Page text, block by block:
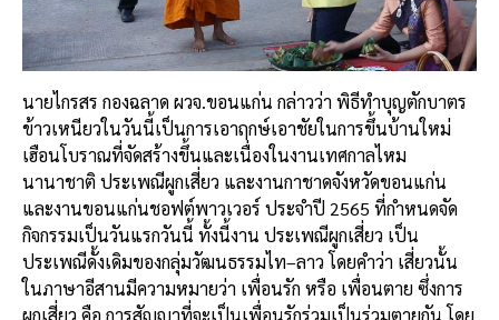
นายไกรสร กองฉลาด ผวจ.ขอนแก่น กล่าวว่า พิธีทำบุญตักบาตร
ข้าวเหนียวในวันนี้เป็นการเอาฤกษ์เอาชัยในการขึ้นบ้านใหม่
เฮือนโบราณที่จัดสร้างขึ้นและเนื่องในงานเทศกาลไหม
นานาชาติ ประเพณีผูกเสี่ยว และงานกาชาดจังหวัดขอนแก่น
และงานขอนแก่นชอฟต์พาวเวอร์ ประจำปี 2565 ที่กำหนดจัด
กิจกรรมเป็นวันแรกวันนี้ ทั้งนี้งาน ประเพณีผูกเสี่ยว เป็น
ประเพณีดั้งเดิมของกลุ่มวัฒนธรรมไท–ลาว โดยคำว่า เสี่ยวนั้น
ในภาษาอีสานมีความหมายว่า เพื่อนรัก หรือ เพื่อนตาย ซึ่งการ
ผูกเสี่ยว คือ การสัญญาที่จะเป็นเพื่อนรักร่วมเป็นร่วมตายกัน โดย